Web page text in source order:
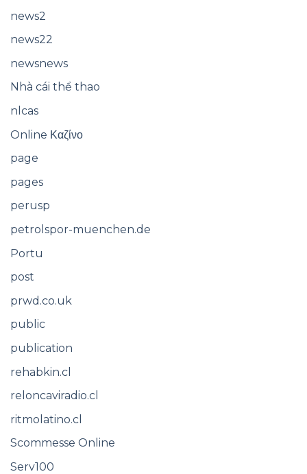
news2
news22
newsnews
Nhà cái thể thao
nlcas
Online Καζίνο
page
pages
perusp
petrolspor-muenchen.de
Portu
post
prwd.co.uk
public
publication
rehabkin.cl
reloncaviradio.cl
ritmolatino.cl
Scommesse Online
Serv100